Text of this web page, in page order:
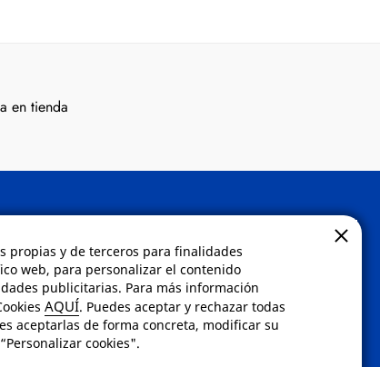
propias y de terceros para finalidades
web, para personalizar el contenido
publicitarias. Para más información
AQUÍ. Puedes aceptar y rechazar todas
aceptarlas de forma concreta, modificar su
cookies".
en tienda
Contacto
Envíanos un email a
info@fotoroma.eso bien
rellena nuestro formulario
de contacto